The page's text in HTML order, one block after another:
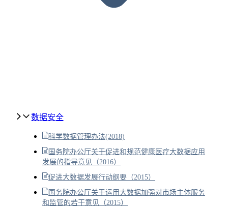
数据安全
科学数据管理办法(2018)
国务院办公厅关于促进和规范健康医疗大数据应用
发展的指导意见（2016）
促进大数据发展行动纲要（2015）
国务院办公厅关于运用大数据加强对市场主体服务
和监管的若干意见（2015）